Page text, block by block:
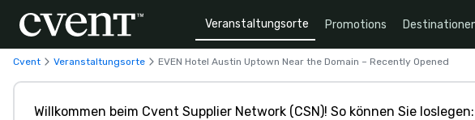
Veranstaltungsorte Promotions
Cvent Veranstaltungsorte EVEN Hotel Austin Uptown Near the Domain – Recently Opened
Willkommen beim Cvent Supplier Network (CSN)! So können Sie loslegen: